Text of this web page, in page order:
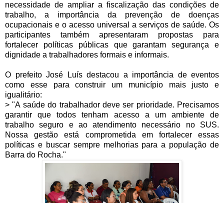
necessidade de ampliar a fiscalização das condições de
trabalho, a importância da prevenção de doenças
ocupacionais e o acesso universal a serviços de saúde. Os
participantes também apresentaram propostas para
fortalecer políticas públicas que garantam segurança e
dignidade a trabalhadores formais e informais.
O prefeito José Luís destacou a importância de eventos
como esse para construir um município mais justo e
igualitário:
> "A saúde do trabalhador deve ser prioridade. Precisamos
garantir que todos tenham acesso a um ambiente de
trabalho seguro e ao atendimento necessário no SUS.
Nossa gestão está comprometida em fortalecer essas
políticas e buscar sempre melhorias para a população de
Barra do Rocha."